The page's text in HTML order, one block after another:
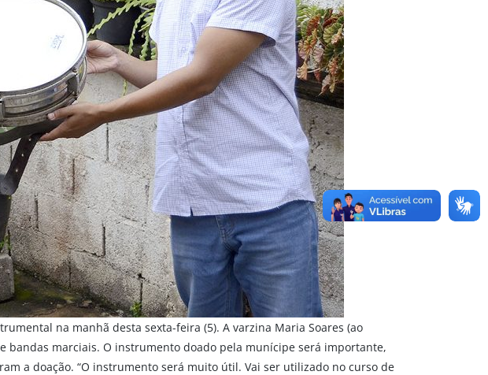
na manhã desta sexta-feira (5). A varzina Maria Soares (ao
bandas marciais. O instrumento doado pela munícipe será importante,
a doação. “O instrumento será muito útil. Vai ser utilizado no curso de